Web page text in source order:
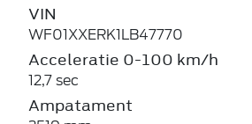
VIN
WF01XXERK1LB47770
Acceleratie 0-100 km/h
12,7 sec
Ampatament